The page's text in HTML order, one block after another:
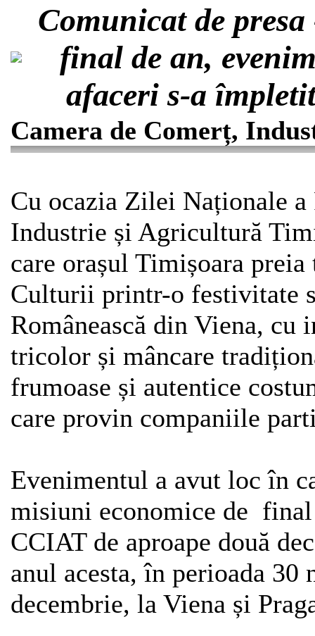
Comunicat de
final de an,
afaceri s-a
Camera de Comerț,
Cu ocazia Zilei Naționale
Industrie și Agricultură
care orașul Timișoara
Culturii printr-o festivitate
Românească din Viena,
tricolor și mâncare
frumoase și autentice
care provin companiile
Evenimentul a avut loc în
misiuni economice de final
CCIAT de aproape două
anul acesta, în perioada 30
decembrie, la Viena și